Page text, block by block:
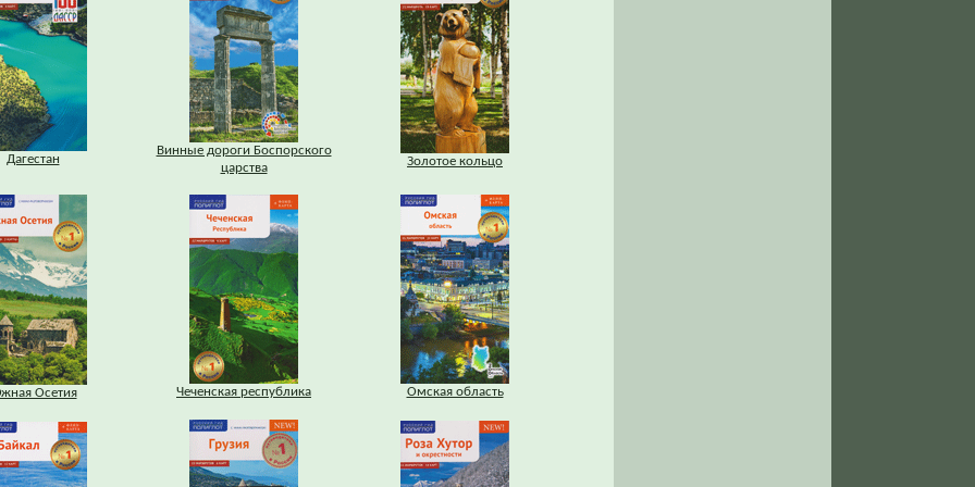
Дагестан
Винные дороги Боспорского
царства
Золотое кольцо
Осетия Чеченская республика Омская область